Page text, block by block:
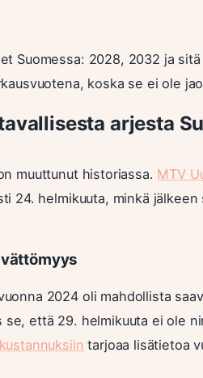
Suomessa: 2028, 2032 ja
koska se ei ole
arjesta
muuttunut historiassa. MTV
24. helmikuuta, minkä
2024 oli mahdollista
että 29. helmikuuta ei ole
tarjoaa lisätietoa